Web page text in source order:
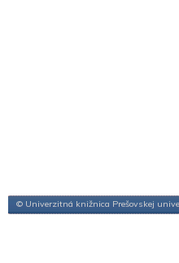
© Univerzitná knižnica Prešovskej